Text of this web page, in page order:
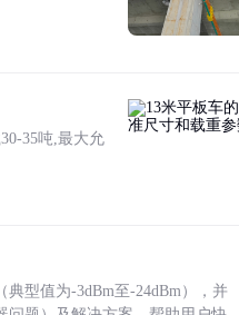
35吨,最大允
型值为-3dBm至-24dBm），并